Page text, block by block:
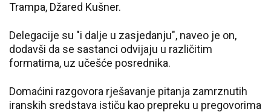
Trampa, Džared Kušner.
Delegacije su "i dalje u zasjedanju", naveo je on,
dodavši da se sastanci odvijaju u različitim
formatima, uz učešće posrednika.
Domaćini razgovora rješavanje pitanja zamrznutih
iranskih sredstava ističu kao prepreku u pregovorima